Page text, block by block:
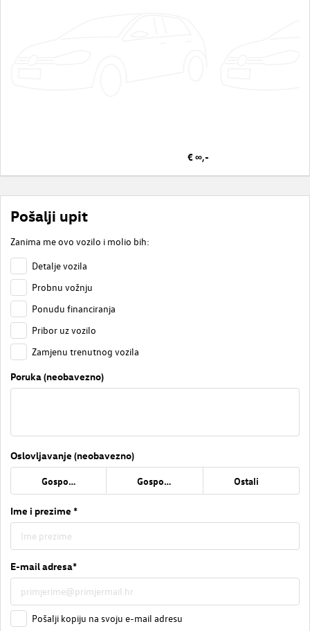
€ ∞,-
Pošalji upit
Zanima me ovo vozilo i molio bih:
Detalje vozila
Probnu vožnju
Ponudu financiranja
Pribor uz vozilo
Zamjenu trenutnog vozila
Poruka (neobavezno)
Oslovljavanje (neobavezno)
Gospođa Gospodin Ostali
Ime i prezime *
E-mail adresa*
Pošalji kopiju na svoju e-mail adresu